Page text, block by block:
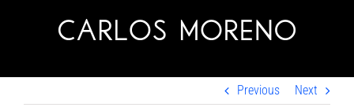
Previous Next